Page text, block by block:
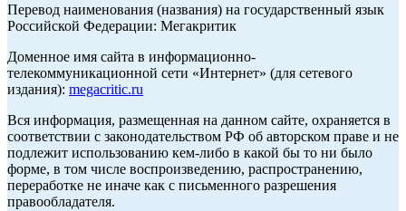
Перевод наименования (названия) на государственный язык
Российской Федерации: Мегакритик
Доменное имя сайта в информационно-
телекоммуникационной сети «Интернет» (для сетевого
издания): megacritic.ru
Вся информация, размещенная на данном сайте, охраняется в
соответствии с законодательством РФ об авторском праве и не
подлежит использованию кем-либо в какой бы то ни было
форме, в том числе воспроизведению, распространению,
переработке не иначе как с письменного разрешения
правообладателя.